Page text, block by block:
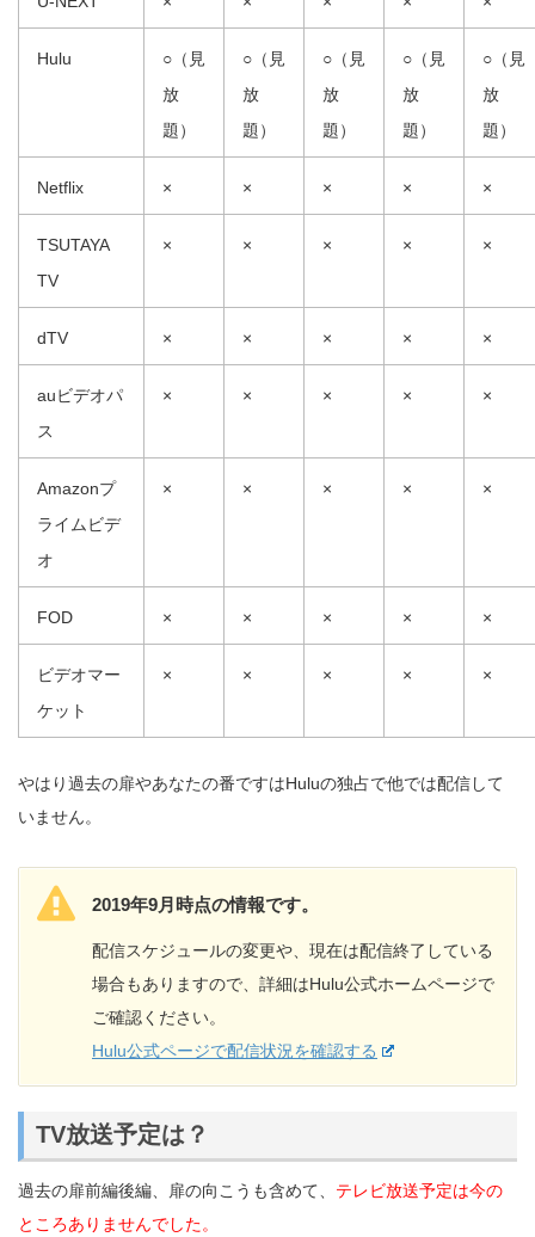
Hulu
○（見
放
題）
○（見
放
題）
○（見
放
題）
○（見
放
題）
○（見
放
題）
Netflix × × × × ×
TSUTAYA
TV
× × × × ×
dTV × × × × ×
auビデオパ
ス
× × × × ×
Amazonプ
ライムビデ
オ
× × × × ×
FOD × × × × ×
ビデオマー
ケット
× × × × ×
やはり過去の扉やあなたの番ですはHuluの独占で他では配信して
いません。
2019年9月時点の情報です。
配信スケジュールの変更や、現在は配信終了している
場合もありますので、詳細はHulu公式ホームページで
ご確認ください。
Hulu公式ページで配信状況を確認する
TV放送予定は？
過去の扉前編後編、扉の向こうも含めて、 テレビ放送予定は今の
ところありませんでした。